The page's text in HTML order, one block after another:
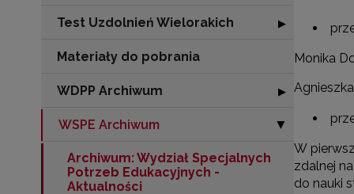
Test Uzdolnień Wielorakich Rozwiń sekcję
▶
Materiały do pobrania
WDPP Archiwum Rozwiń sekcję
▶
WSPE Archiwum Zwiń sekcję
▶
Archiwum: Wydział Specjalnych
Potrzeb Edukacyjnych -
Aktualności
Monika
W
zdalnej
do nauki